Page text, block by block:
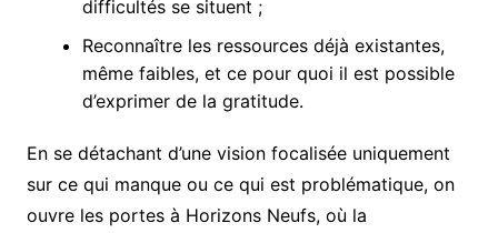
difficultés se situent ;
Reconnaître les ressources déjà existantes,
même faibles, et ce pour quoi il est possible
d’exprimer de la gratitude.
En se détachant d’une vision focalisée uniquement
sur ce qui manque ou ce qui est problématique, on
ouvre les portes à Horizons Neufs, où la